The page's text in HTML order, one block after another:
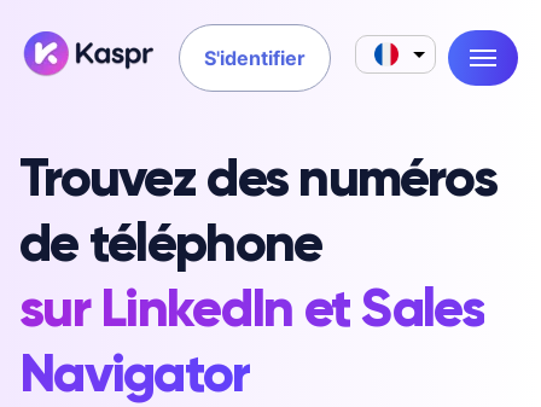
S'identifier
Trouvez des numéros
de téléphone
sur LinkedIn et Sales
Navigator